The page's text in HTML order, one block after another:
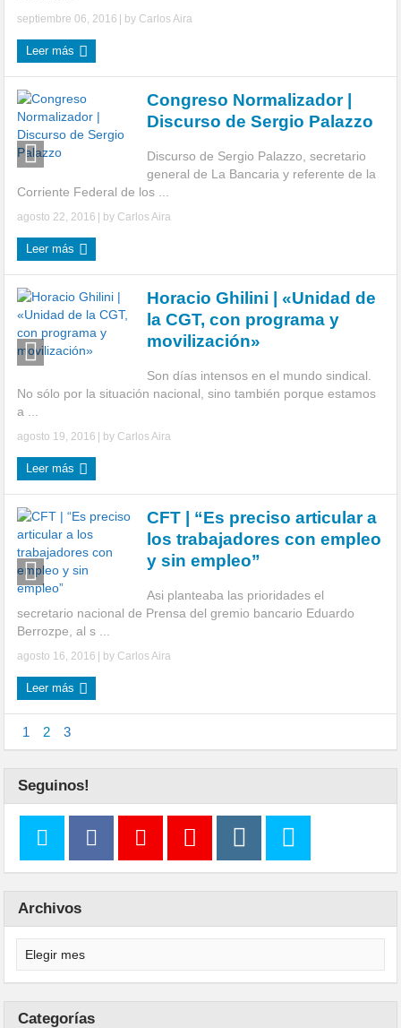
septiembre 06, 2016 | by Carlos Aira
Leer más
Congreso Normalizador |
Discurso de Sergio Palazzo
Discurso de Sergio Palazzo, secretario
general de La Bancaria y referente de la
Corriente Federal de los ...
agosto 22, 2016 | by Carlos Aira
Leer más
Horacio Ghilini | «Unidad de
la CGT, con programa y
movilización»
Son días intensos en el mundo sindical.
No sólo por la situación nacional, sino también porque estamos
a ...
agosto 19, 2016 | by Carlos Aira
Leer más
CFT | “Es preciso articular a
los trabajadores con empleo
y sin empleo”
Asi planteaba las prioridades el
secretario nacional de Prensa del gremio bancario Eduardo
Berrozpe, al s ...
agosto 16, 2016 | by Carlos Aira
Leer más
1 2 3
Seguinos!
Archivos
Categorías